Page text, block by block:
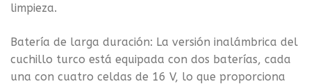
limpieza.
Batería de larga duración: La versión inalámbrica del
cuchillo turco está equipada con dos baterías, cada
una con cuatro celdas de 16 V, lo que proporciona